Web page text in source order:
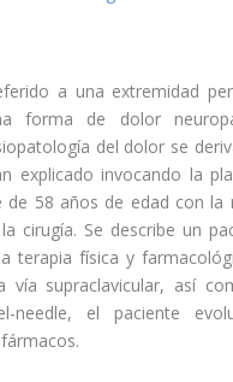
a una extremidad
forma de dolor
del dolor se
explicado invocando la
de 58 años de edad con
cirugía. Se describe un
terapia física y
vía supraclavicular, así
needle, el paciente